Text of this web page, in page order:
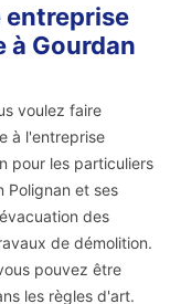
entreprise
à Gourdan
voulez faire
à l'entreprise
pour les particuliers
Polignan et ses
des
de démolition.
pouvez être
les règles d'art.